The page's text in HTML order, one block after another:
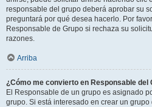
responsable del grupo deberá aprobar su
preguntará por qué desea hacerlo. Por
Responsable de Grupo si rechaza su
razones.
Arriba
¿Cómo me convierto en Responsable del
El Responsable de un grupo es asignado
grupo. Si está interesado en crear un